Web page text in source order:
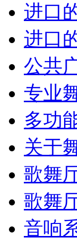
进口
进口
公共
专业
多功
关于
歌舞
歌舞
音响